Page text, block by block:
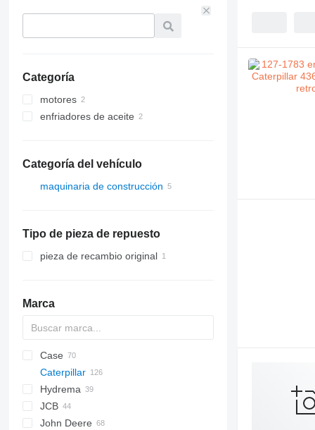
Categoría
motores
enfriadores de aceite
Categoría del vehículo
maquinaria de construcción
Tipo de pieza de repuesto
pieza de recambio original
Marca
430
B series
S series
T series
Case
570
580
590
695
Caterpillar
416
416C
416D
420
422
C-series
BF
DX
760
860
FB
Hydrema
806
JCB
1CX
John Deere